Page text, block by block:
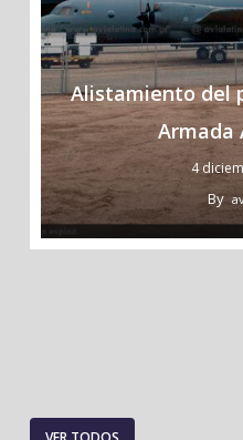
Alistamiento del
Armada
4
By